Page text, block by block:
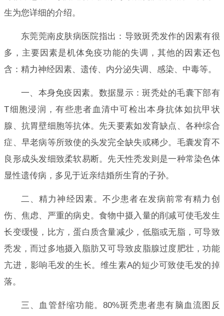
生为您详细的介绍。
东莞莞南皮肤病医院指出：导致斑秃发作的因素有很
多，主要因素是机体免疫功能的失调，其他的因素还包
含：精力神经因素、遗传、内分泌失调、感染、中毒等。
一、本身免疫因素。数据显示：斑秃处的毛囊下部有
T细胞浸润，有些患者血清中可检出本身抗体如抗甲状
腺、抗胃壁细胞等抗体。先天要素如发育缺点、各种综合
症、早老病等所致使的头发完全缺失或稀少。毛囊发育不
良形成头发细致柔软易断。先天性秃发则是一种常染色体
显性遗传病，多见于近亲结婚所生育的子孙。
二、精力神经因素。不少患者在发病前常有精力创
伤、焦虑、严重的病史。食物中摄入量的削减可使毛发生
长变缓慢，比方，蛋白质含量减少，低脂或无脂，可导致
秃发，而过多地摄入脂肪又可导致皮脂腺过度肥壮，功能
亢进，影响毛发的生长。维生素A的短少可致使毛发的掉
落。
三、血管舒缩功能。80%斑秃患者患有脑血流图反